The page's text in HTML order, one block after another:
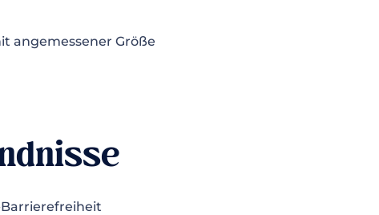
angemessener Größe